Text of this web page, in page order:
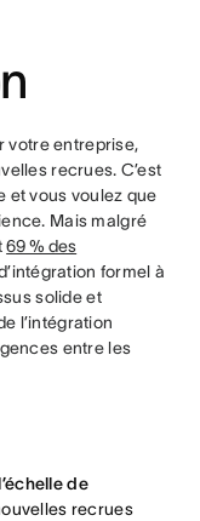
votre entreprise,
recrues. C’est
et vous voulez que
Mais malgré
69 % des
formel à
solide et
l’intégration
entre les
de
recrues